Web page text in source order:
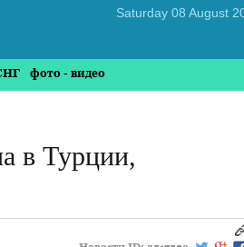
фото - видео
в Турции,